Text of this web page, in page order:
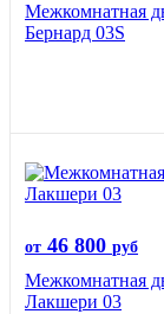
Межкомнатная
Бернард 03S
от 46 800 руб
Межкомнатная
Лакшери 03